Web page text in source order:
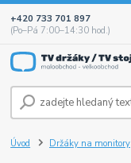
+420 733 701 897
(Po–Pá 7:00–14:30 hod.)
Úvod Držáky na monitory